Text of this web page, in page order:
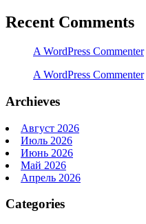
Recent Comments
A WordPress Commenter
A WordPress Commenter
Archieves
Август 2026
Июль 2026
Июнь 2026
Май 2026
Апрель 2026
Categories